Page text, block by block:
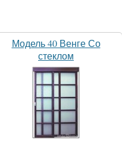
Модель 40 Венге Со
стеклом